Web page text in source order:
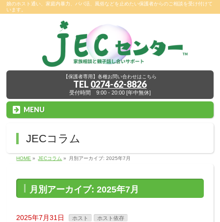
娘のホスト通い、家庭内暴力、パパ活、風俗などを止めたい保護者からのご相談を受け付けて
います。
【保護者専用】各種お問い合わせはこちら
TEL 0274-62-8826
受付時間 9:00 - 20:00 [年中無休]
MENU
JECコラム
HOME » JECコラム » 月別アーカイブ: 2025年7月
月別アーカイブ: 2025年7月
2025年7月31日 ホスト ホスト依存